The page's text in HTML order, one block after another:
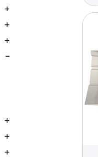
+
+
+
-
+
+
+